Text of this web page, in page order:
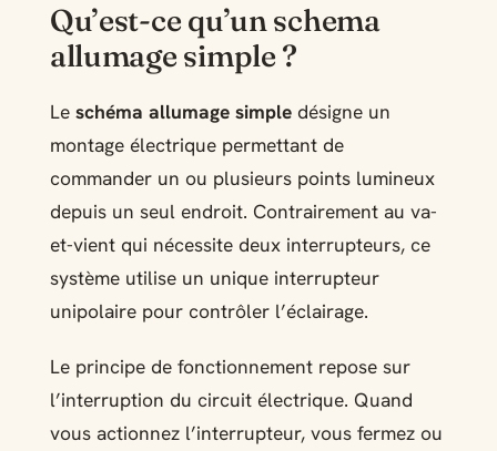
Qu’est-ce qu’un schema
allumage simple ?
Le schéma allumage simpledésigne un
montage électrique permettant de
commander un ou plusieurs points lumineux
depuis un seul endroit. Contrairement au va-
et-vient qui nécessite deux interrupteurs, ce
système utilise un unique interrupteur
unipolaire pour contrôler l’éclairage.
Le principe de fonctionnement repose sur
l’interruption du circuit électrique. Quand
vous actionnez l’interrupteur, vous fermez ou